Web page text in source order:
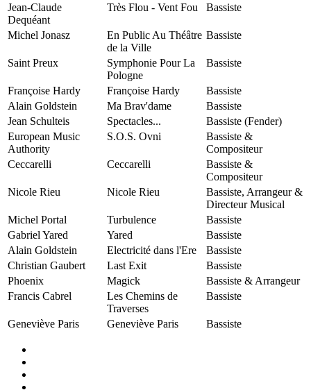
Jean-Claude
Dequéant
Très Flou - Vent Fou Bassiste
Michel Jonasz
En Public Au Théâtre
de la Ville
Bassiste
Saint Preux
Symphonie Pour La
Pologne
Bassiste
Françoise Hardy Françoise Hardy
Bassiste
Alain Goldstein
Ma Brav'dame
Bassiste
Jean Schulteis
Spectacles...
Bassiste (Fender)
European Music
Authority
S.O.S. Ovni
Bassiste &
Compositeur
Ceccarelli
Ceccarelli
Bassiste &
Compositeur
Nicole Rieu
Nicole Rieu
Bassiste, Arrangeur &
Directeur Musical
Michel Portal
Turbulence
Bassiste
Gabriel Yared
Yared
Bassiste
Alain Goldstein
Electricité dans l'Ere
Bassiste
Christian Gaubert
Last Exit
Bassiste
Phoenix
Magick
Bassiste & Arrangeur
Francis Cabrel
Les Chemins de
Traverses
Bassiste
Geneviève Paris Geneviève Paris Bassiste